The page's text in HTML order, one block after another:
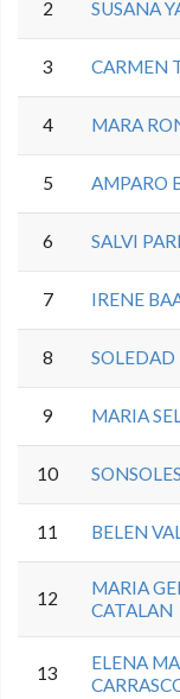
2 SUSANA
3 CARMEN
4 MARA
5 AMPARO
6 SALVI
7 IRENE
8 SOLEDAD
9 MARIA
10
11 BELEN
12
MARIA
CATALAN
13
ELENA